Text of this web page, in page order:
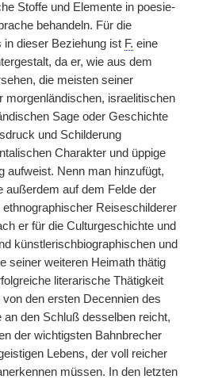
Stoffe und Elemente in poesie-
behandeln. Für die
in dieser Beziehung ist F. eine
da er, wie aus dem
die meisten seiner
morgenländischen, israelitischen
Sage oder Geschichte
und Schilderung
Charakter und üppige
aufweist. Nenn man hinzufügt,
außerdem auf dem Felde der
Reiseschilderer
er für die Culturgeschichte und
künstlerischbiographischen und
seiner weiteren Heimath thätig
literarische Thätigkeit
den ersten Decennien des
den Schluß desselben reicht,
der wichtigsten Bahnbrecher
Lebens, der voll reicher
müssen. In den letzten